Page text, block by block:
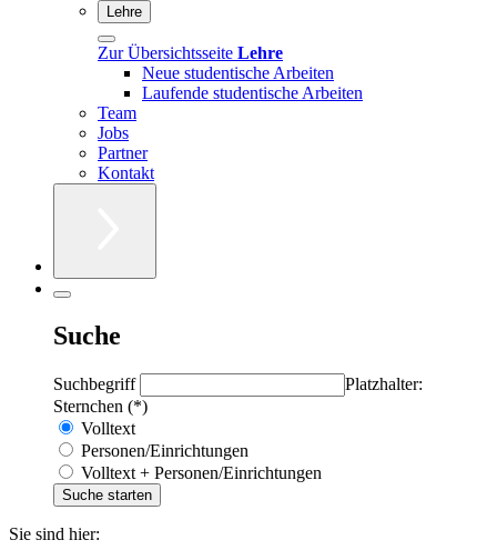
Lehre
Zur Übersichtsseite Lehre
Neue studentische Arbeiten
Laufende studentische Arbeiten
Team
Jobs
Partner
Kontakt
Suche
Suchbegriff
Platzhalter:
Sternchen (*)
Volltext
Personen/Einrichtungen
Volltext + Personen/Einrichtungen
Sie sind hier: